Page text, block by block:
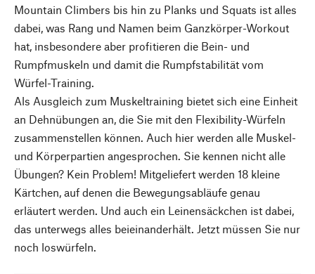
Mountain Climbers bis hin zu Planks und Squats ist alles
dabei, was Rang und Namen beim Ganzkörper-Workout
hat, insbesondere aber profitieren die Bein- und
Rumpfmuskeln und damit die Rumpfstabilität vom
Würfel-Training.
Als Ausgleich zum Muskeltraining bietet sich eine Einheit
an Dehnübungen an, die Sie mit den Flexibility-Würfeln
zusammenstellen können. Auch hier werden alle Muskel-
und Körperpartien angesprochen. Sie kennen nicht alle
Übungen? Kein Problem! Mitgeliefert werden 18 kleine
Kärtchen, auf denen die Bewegungsabläufe genau
erläutert werden. Und auch ein Leinensäckchen ist dabei,
das unterwegs alles beieinanderhält. Jetzt müssen Sie nur
noch loswürfeln.